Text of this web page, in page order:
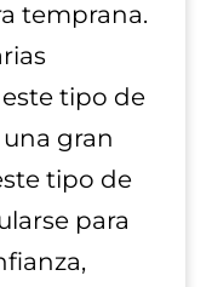
temprana.
tipo de
gran
tipo de
para